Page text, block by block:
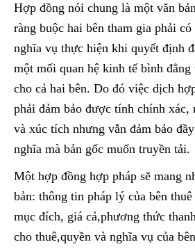
Hợp đồng nói chung là một văn
ràng buộc hai bên tham gia phải
nghĩa vụ thực hiện khi quyết định
một mối quan hệ kinh tế bình
cho cả hai bên. Do đó việc dịch
phải đảm bảo được tính chính xác,
và xúc tích nhưng vẫn đảm bảo
nghĩa mà bản gốc muốn truyền tải.
Một hợp đồng hợp pháp sẽ mang
bản: thông tin pháp lý của bên
mục đích, giá cả,phương thức
cho thuê,quyền và nghĩa vụ của